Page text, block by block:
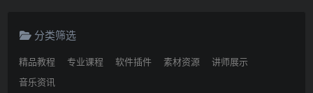
分类筛选
精品教程 专业课程 软件插件 素材资源 讲师展示
音乐资讯